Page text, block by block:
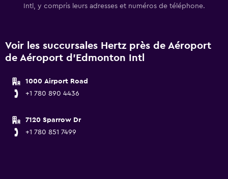
Intl, y compris leurs adresses et numéros de téléphone.
Voir les succursales Hertz près de Aéroport
de Aéroport d'Edmonton Intl
1000 Airport Road
+1 780 890 4436
7120 Sparrow Dr
+1 780 851 7499